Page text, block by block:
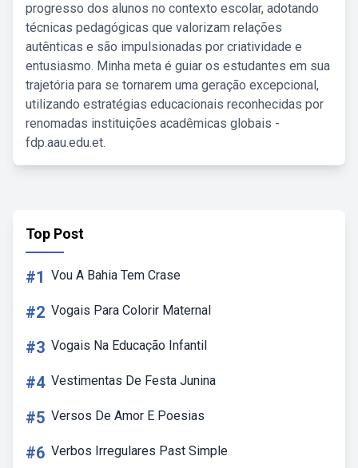
progresso dos alunos no contexto escolar, adotando
técnicas pedagógicas que valorizam relações
autênticas e são impulsionadas por criatividade e
entusiasmo. Minha meta é guiar os estudantes em sua
trajetória para se tornarem uma geração excepcional,
utilizando estratégias educacionais reconhecidas por
renomadas instituições acadêmicas globais -
fdp.aau.edu.et.
Top Post
#1 Vou A Bahia Tem Crase
#2 Vogais Para Colorir Maternal
#3 Vogais Na Educação Infantil
#4 Vestimentas De Festa Junina
#5 Versos De Amor E Poesias
#6 Verbos Irregulares Past Simple